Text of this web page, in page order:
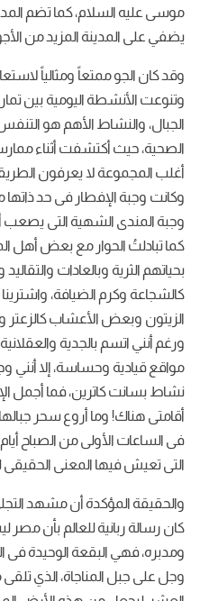
موسى عليه السلام، كما تضم
يضفي على المدينة المزيد من
وقد كان الجو ممتعاً ومثالياً
وتنوعت الأنشطة اليومية بين
الجبال، والنشاط الأهم هو
الصحية، حيث أكتشفت أثناء
أغلب المجموعة لا يعرفون
وكانت وجبة الإفطار فى حد ذاتها
وجبة المندى الشهية التى
كما تبادلتُ الحوار مع بعض أهل
بحياتهم الثرية وبالعادات
كالشجاعة وكرم الضيافة،
الزيتون وبعض الأعشاب كالزعتر
ورغم أنني اتسم بالجدية
مواقع قيادية وحساسة، إلا
نشاط بسانت كاترين، فما أجمل
أقامتى هناك! وما أروع سحر
فى الساعات الأولى من الصباح
التى تعيش فيها المعنى
والحقيقة المؤكدة أن مشهد
كان رسالة ربانية للعالم بأن
ومدبره، فهي البقعة الوحيدة فى
وجل على جبل المناجاة، الذي